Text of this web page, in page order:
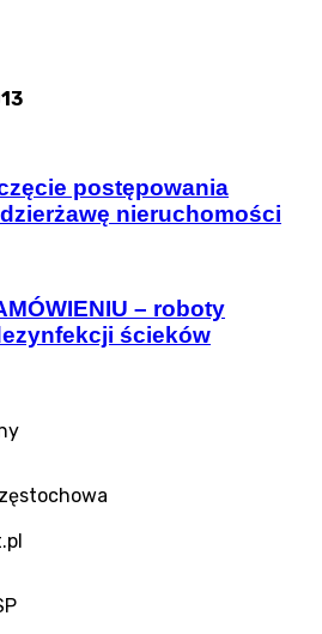
postępowania
nieruchomości
– roboty
ścieków